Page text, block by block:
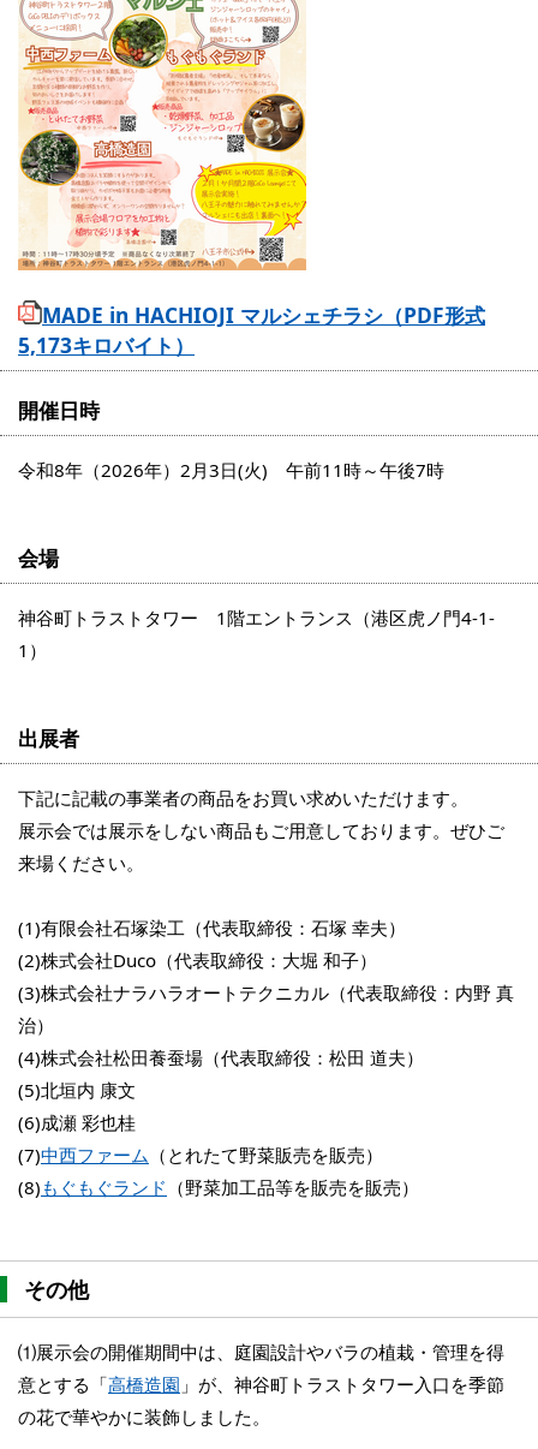
MADE in HACHIOJI マルシェチラシ（PDF形式
5,173キロバイト）
開催日時
令和8年（2026年）2月3日(火) 午前11時～午後7時
会場
神谷町トラストタワー 1階エントランス（港区虎ノ門4-1-
1）
出展者
下記に記載の事業者の商品をお買い求めいただけます。
展示会では展示をしない商品もご用意しております。ぜひご
来場ください。
(1)有限会社石塚染工（代表取締役：石塚 幸夫）
(2)株式会社Duco（代表取締役：大堀 和子）
(3)株式会社ナラハラオートテクニカル（代表取締役：内野 真
治）
(4)株式会社松田養蚕場（代表取締役：松田 道夫）
(5)北垣内 康文
(6)成瀬 彩也桂
(7)中西ファーム （とれたて野菜販売を販売）
(8)もぐもぐランド （野菜加工品等を販売を販売）
その他
⑴展示会の開催期間中は、庭園設計やバラの植栽・管理を得
意とする「高橋造園 」が、神谷町トラストタワー入口を季節
の花で華やかに装飾しました。